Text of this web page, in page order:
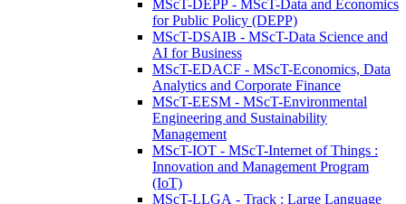
MScT-DEPP - MScT-Data and Economics
for Public Policy (DEPP)
MScT-DSAIB - MScT-Data Science and
AI for Business
MScT-EDACF - MScT-Economics, Data
Analytics and Corporate Finance
MScT-EESM - MScT-Environmental
Engineering and Sustainability
Management
MScT-IOT - MScT-Internet of Things :
Innovation and Management Program
(IoT)
MScT-LLGA - Track : Large Language